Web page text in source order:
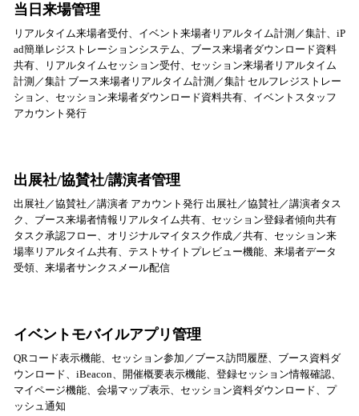
当日来場管理
リアルタイム来場者受付、イベント来場者リアルタイム計測／集計、iP
ad簡単レジストレーションシステム、ブース来場者ダウンロード資料
共有、リアルタイムセッション受付、セッション来場者リアルタイム
計測／集計 ブース来場者リアルタイム計測／集計 セルフレジストレー
ション、セッション来場者ダウンロード資料共有、イベントスタッフ
アカウント発行
出展社/協賛社/講演者管理
出展社／協賛社／講演者 アカウント発行 出展社／協賛社／講演者タス
ク、ブース来場者情報リアルタイム共有、セッション登録者傾向共有
タスク承認フロー、オリジナルマイタスク作成／共有、セッション来
場率リアルタイム共有、テストサイトプレビュー機能、来場者データ
受領、来場者サンクスメール配信
イベントモバイルアプリ管理
QRコード表示機能、セッション参加／ブース訪問履歴、ブース資料ダ
ウンロード、iBeacon、開催概要表示機能、登録セッション情報確認、
マイページ機能、会場マップ表示、セッション資料ダウンロード、プ
ッシュ通知